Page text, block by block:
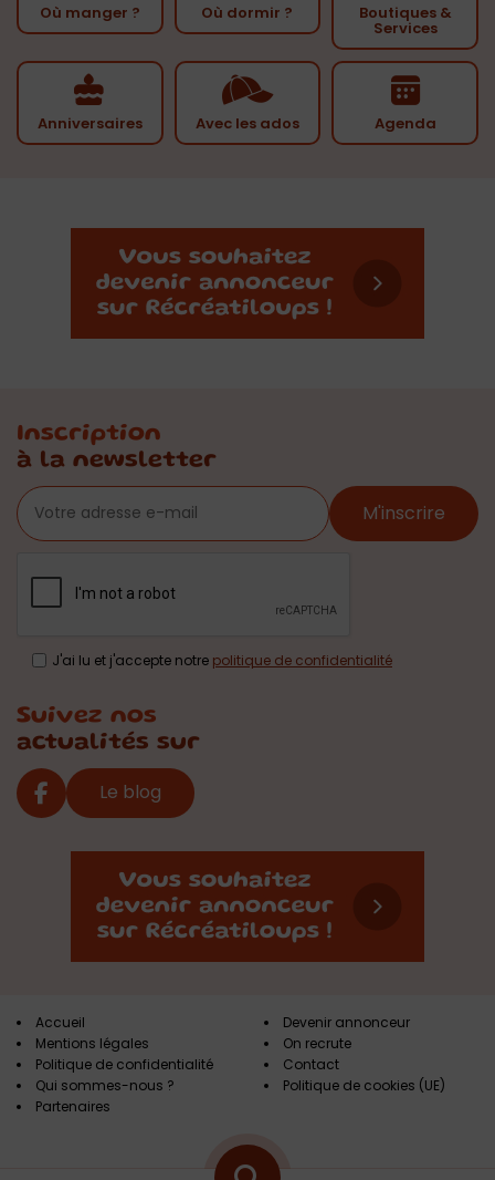
Où manger ? Où dormir ? Boutiques &
Services
Anniversaires Avec les ados Agenda
Inscription
à la newsletter
M'inscrire
J'ai lu et j'accepte notre politique de confidentialité
Suivez nos
actualités sur
Le blog
Accueil
Mentions légales
Politique de confidentialité
Qui sommes-nous ?
Partenaires
Devenir annonceur
On recrute
Contact
Politique de cookies (UE)